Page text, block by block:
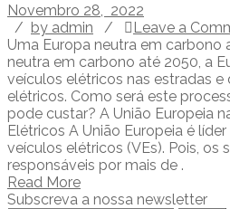
Novembro 28, 2022
/ by admin /
Leave a
Uma Europa neutra em carbono
neutra em carbono até 2050, a
veículos elétricos nas estradas e
elétricos. Como será este
pode custar? A União Europeia
Elétricos A União Europeia é
veículos elétricos (VEs). Pois, os
responsáveis por mais de .
Read More
Subscreva a nossa newsletter